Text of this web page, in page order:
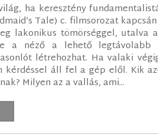
ha keresztény
Tale) c. filmsorozat
lakonikus tömörséggel, utalva
a néző a lehető
létrehozhat. Ha valaki
kérdéssel áll fel a gép elől. Kik
Milyen az a vallás, ami...